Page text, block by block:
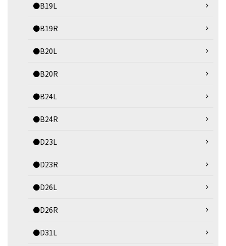
●B19L
●B19R
●B20L
●B20R
●B24L
●B24R
●D23L
●D23R
●D26L
●D26R
●D31L